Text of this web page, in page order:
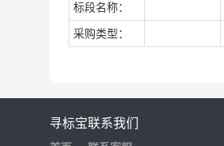
标段名称：
采购类型：
寻标宝联系我们